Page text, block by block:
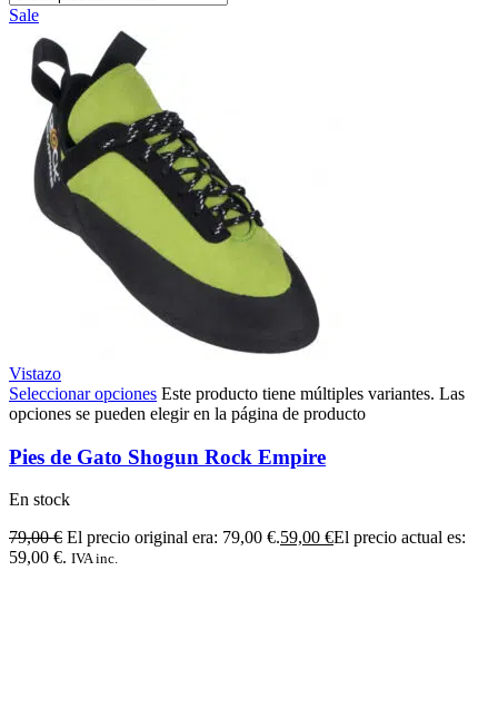
Sale
Vistazo
Seleccionar opciones Este producto tiene múltiples variantes. Las
opciones se pueden elegir en la página de producto
Pies de Gato Shogun Rock Empire
En stock
79,00€ El precio original era: 79,00 €.59,00 €El precio actual es:
59,00 €. IVA inc.